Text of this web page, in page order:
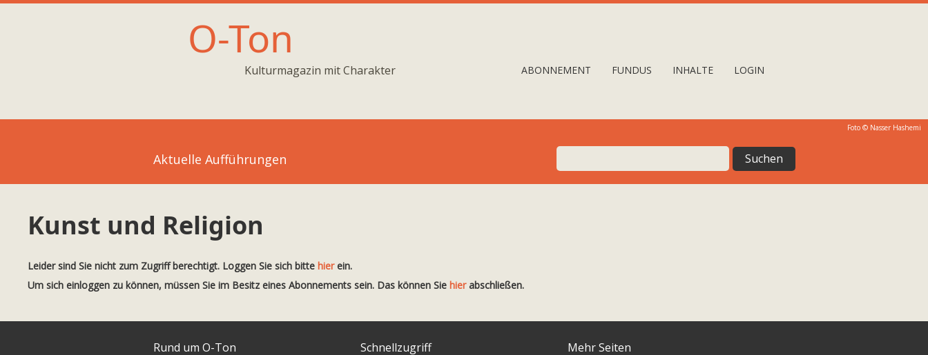
O-Ton
Kulturmagazin mit Charakter ABONNEMENT FUNDUS INHALTE LOGIN
Foto © Nasser Hashemi
Aktuelle Aufführungen
Kunst und Religion
Leider sind Sie nicht zum Zugriff berechtigt. Loggen Sie sich bitte hierein.
Um sich einloggen zu können, müssen Sie im Besitz eines Abonnements sein. Das können Sie hierabschließen.
Rund um O-Ton Schnellzugriff Mehr Seiten